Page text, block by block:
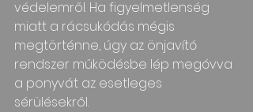
védelemről. Ha figyelmetlenség
miatt a rácsukódás mégis
megtörténne, úgy az önjavító
rendszer működésbe lép megóvva
a ponyvát az esetleges
sérülésekről.